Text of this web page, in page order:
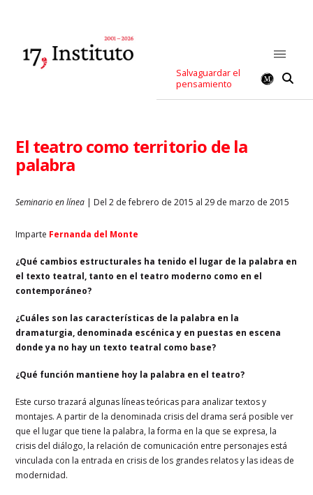
Salvaguardar el
pensamiento
El teatro como territorio de la
palabra
Seminario en línea | Del 2 de febrero de 2015 al 29 de marzo de 2015
Imparte Fernanda del Monte
¿Qué cambios estructurales ha tenido el lugar de la palabra en
el texto teatral, tanto en el teatro moderno como en el
contemporáneo?
¿Cuáles son las características de la palabra en la
dramaturgia, denominada escénica y en puestas en escena
donde ya no hay un texto teatral como base?
¿Qué función mantiene hoy la palabra en el teatro?
Este curso trazará algunas líneas teóricas para analizar textos y
montajes. A partir de la denominada crisis del drama será posible ver
que el lugar que tiene la palabra, la forma en la que se expresa, la
crisis del diálogo, la relación de comunicación entre personajes está
vinculada con la entrada en crisis de los grandes relatos y las ideas de
modernidad.